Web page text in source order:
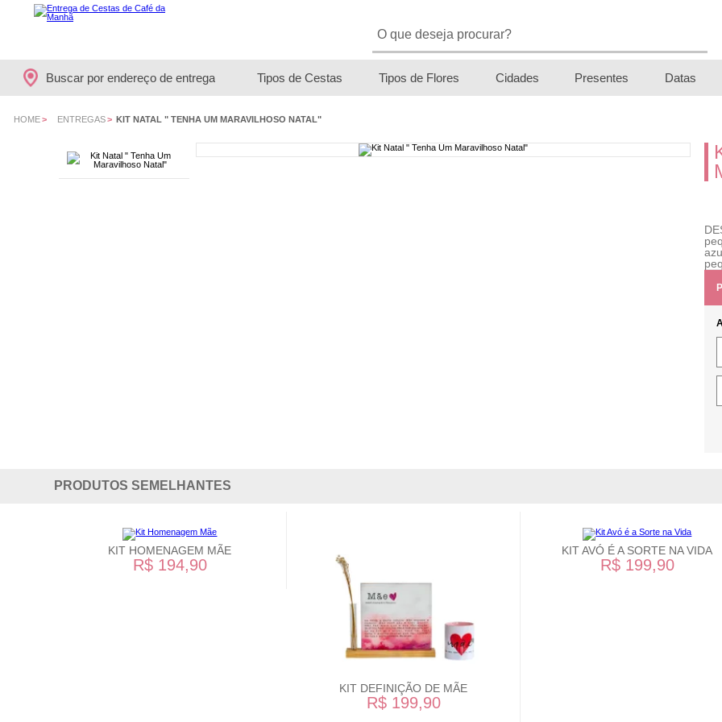
Buscar por endereço de entrega Tipos de Cestas Tipos de Flores Cidades Presentes Datas
HOME> ENTREGAS> KIT NATAL " TENHA UM MARAVILHOSO NATAL"
PRODUTOS SEMELHANTES
KIT HOMENAGEM MÃE
R$ 194,90
KIT DEFINIÇÃO DE MÃE
R$ 199,90
KIT AVÓ É A SORTE NA VIDA
R$ 199,90